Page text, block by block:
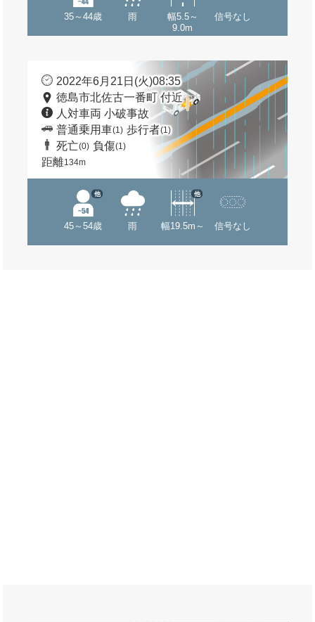
35～44歳 雨
幅5.5～
9.0m
信号なし
2022年6月21日(火)08:35
徳島市北佐古一番町 付近
人対車両 小破事故
普通乗用車(1) 歩行者(1)
死亡(0) 負傷(1)
距離134m
45～54歳
他
雨 幅19.5m～
他
信号なし